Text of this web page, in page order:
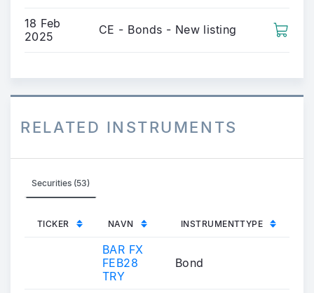
18 Feb
2025
CE - Bonds - New listing
RELATED INSTRUMENTS
Securities (53)
TICKER NAVN INSTRUMENTTYPE
BAR FX
FEB28
TRY
Bond